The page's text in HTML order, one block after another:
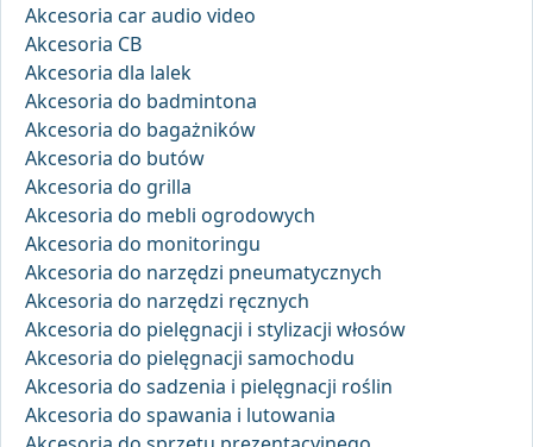
Akcesoria car audio video
Akcesoria CB
Akcesoria dla lalek
Akcesoria do badmintona
Akcesoria do bagażników
Akcesoria do butów
Akcesoria do grilla
Akcesoria do mebli ogrodowych
Akcesoria do monitoringu
Akcesoria do narzędzi pneumatycznych
Akcesoria do narzędzi ręcznych
Akcesoria do pielęgnacji i stylizacji włosów
Akcesoria do pielęgnacji samochodu
Akcesoria do sadzenia i pielęgnacji roślin
Akcesoria do spawania i lutowania